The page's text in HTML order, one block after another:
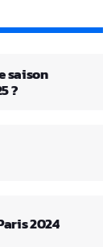
saison
?
2024